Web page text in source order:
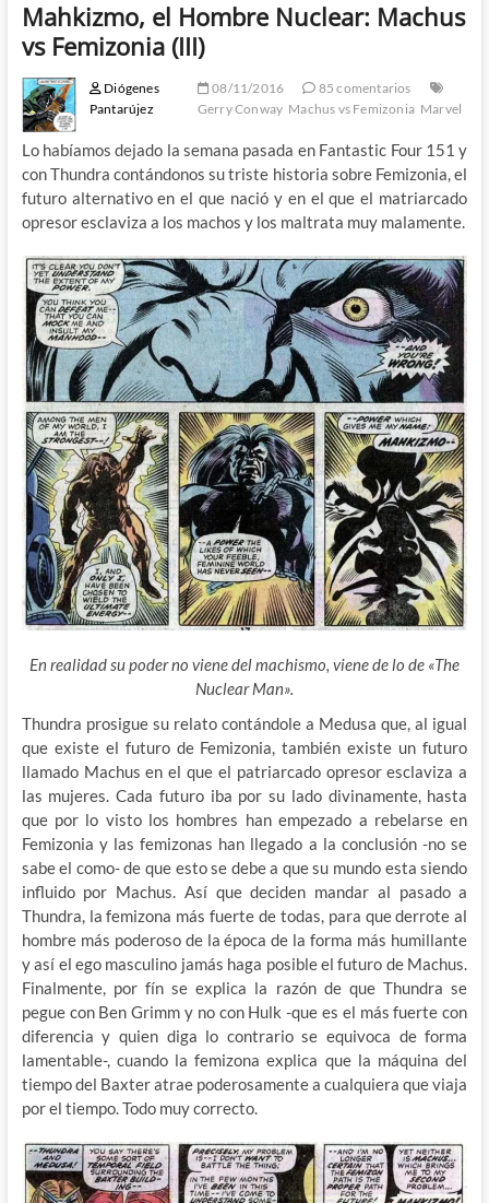
Mahkizmo, el Hombre Nuclear: Machus
vs Femizonia (III)
Diógenes
Pantarújez
08/11/2016
85 comentarios
Gerry Conway Machus vs Femizonia Marvel
Lo habíamos dejado la semana pasada en Fantastic Four 151 y
con Thundra contándonos su triste historia sobre Femizonia, el
futuro alternativo en el que nació y en el que el matriarcado
opresor esclaviza a los machos y los maltrata muy malamente.
En realidad su poder no viene del machismo, viene de lo de «The
Nuclear Man».
Thundra prosigue su relato contándole a Medusa que, al igual
que existe el futuro de Femizonia, también existe un futuro
llamado Machus en el que el patriarcado opresor esclaviza a
las mujeres. Cada futuro iba por su lado divinamente, hasta
que por lo visto los hombres han empezado a rebelarse en
Femizonia y las femizonas han llegado a la conclusión -no se
sabe el como- de que esto se debe a que su mundo esta siendo
influido por Machus. Así que deciden mandar al pasado a
Thundra, la femizona más fuerte de todas, para que derrote al
hombre más poderoso de la época de la forma más humillante
y así el ego masculino jamás haga posible el futuro de Machus.
Finalmente, por fín se explica la razón de que Thundra se
pegue con Ben Grimm y no con Hulk -que es el más fuerte con
diferencia y quien diga lo contrario se equivoca de forma
lamentable-, cuando la femizona explica que la máquina del
tiempo del Baxter atrae poderosamente a cualquiera que viaja
por el tiempo. Todo muy correcto.